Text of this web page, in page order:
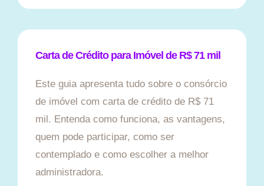
Carta de Crédito para Imóvel de R$ 71 mil
Este guia apresenta tudo sobre o consórcio
de imóvel com carta de crédito de R$ 71
mil. Entenda como funciona, as vantagens,
quem pode participar, como ser
contemplado e como escolher a melhor
administradora.